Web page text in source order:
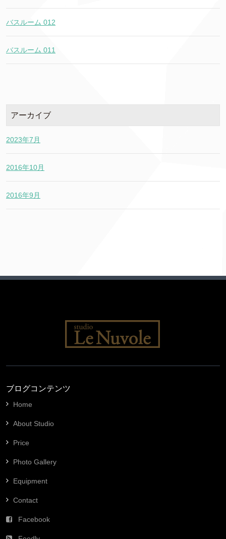
バスルーム 012
バスルーム 011
アーカイブ
2023年7月
2016年10月
2016年9月
ブログコンテンツ
Home
About Studio
Price
Photo Gallery
Equipment
Contact
Facebook